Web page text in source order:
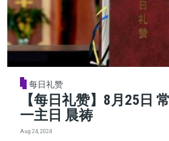
每日礼赞
【每日礼赞】8月25日
一主日 晨祷
Aug 24, 2024